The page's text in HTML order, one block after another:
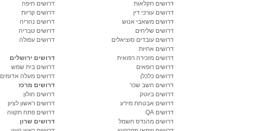
דרושים חקלאות
דרושים עורכי דין
דרושים משאבי אנוש
דרושים שליחים
דרושים עובדים סוציאלים
דרושים אחיות
דרושים מזכירה רפואית
דרושים רופאים
דרושים כלכלן
דרושים חשב שכר
דרושים ביוטק
דרושים אבטחת מידע
דרושים QA
דרושים מהנדס חשמל
דרושים חיפה
דרושים קריות
דרושים נהריה
דרושים טבריה
דרושים עפולה
דרושים ירושלים
דרושים בית שמש
דרושים מעלה אדומים
דרושים מרכז
דרושים חולון
דרושים ראשון לציון
דרושים פתח תקווה
דרושים שרון